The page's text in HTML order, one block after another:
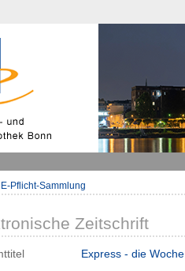
E-Pflicht-Sammlung
Zeitschrift
Express - die Woche